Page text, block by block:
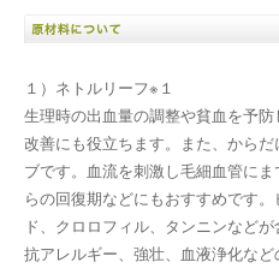
１）ネトルリーフ※１
生理時の出血量の調整や貧血を予
改善にも役立ちます。また、から
ブです。血流を刺激し毛細血管に
らの回復期などにもおすすめです
ド、クロロフィル、タンニンなど
抗アレルギー、強壮、血液浄化など